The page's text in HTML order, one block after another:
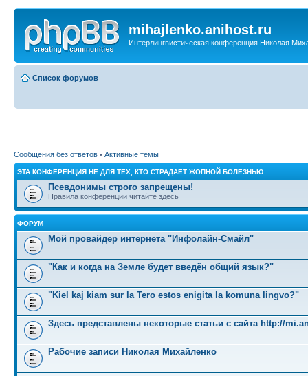
mihajlenko.anihost.ru
Интерлингвистическая конференция Николая
Список форумов
Сообщения без ответов • Активные темы
ЭТА КОНФЕРЕНЦИЯ НЕ ДЛЯ ТЕХ, КТО СТРАДАЕТ ЖОПНОЙ БОЛЕЗНЬЮ
Псевдонимы строго запрещены!
Правила конференции читайте здесь
ФОРУМ
Мой провайдер интернета "Инфолайн-Смайл"
"Как и когда на Земле будет введён общий язык?"
"Kiel kaj kiam sur la Tero estos enigita la komuna lingvo?"
Здесь представлены некоторые статьи с сайта http://
Рабочие записи Николая Михайленко